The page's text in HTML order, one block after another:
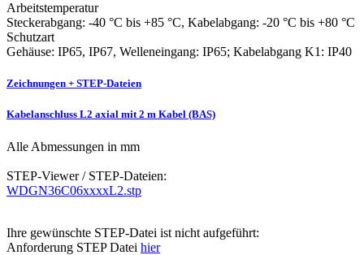
Arbeitstemperatur
Steckerabgang: -40 °C bis +85 °C, Kabelabgang: -20 °C bis +80 °C
Schutzart
Gehäuse: IP65, IP67, Welleneingang: IP65; Kabelabgang K1: IP40
Zeichnungen + STEP-Dateien
Kabelanschluss L2 axial mit 2 m Kabel (BAS)
Alle Abmessungen in mm
STEP-Viewer / STEP-Dateien:
WDGN36C06xxxxL2.stp
Ihre gewünschte STEP-Datei ist nicht aufgeführt:
Anforderung STEP Datei hier